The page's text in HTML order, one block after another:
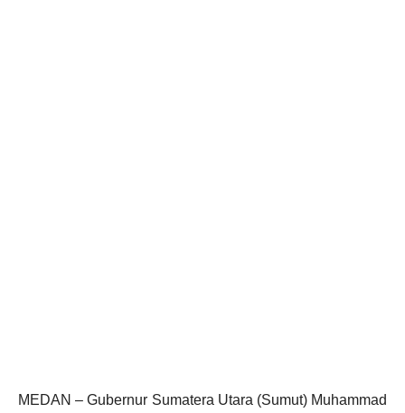
MEDAN – Gubernur Sumatera Utara (Sumut) Muhammad